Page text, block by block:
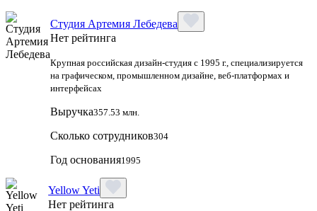
Студия Артемия Лебедева
Нет рейтинга
Крупная российская дизайн‑студия с 1995 г., специализируется
на графическом, промышленном дизайне, веб‑платформах и
интерфейсах
Выручка357.53 млн.
Сколько сотрудников304
Год основания1995
Yellow Yeti
Нет рейтинга